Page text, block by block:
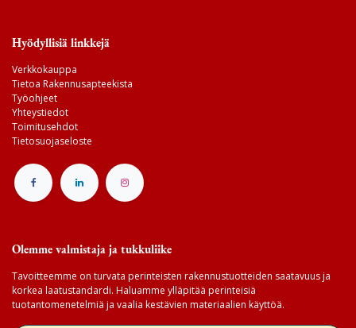
Hyödyllisiä linkkejä
Verkkokauppa
Tietoa Rakennusapteekista
Työohjeet
Yhteystiedot
Toimitusehdot
Tietosuojaseloste
Olemme valmistaja ja tukkuliike
Tavoitteemme on turvata perinteisten rakennustuotteiden saatavuus ja
korkea laatustandardi. Haluamme ylläpitää perinteisiä
tuotantomenetelmiä ja vaalia kestävien materiaalien käyttöä.